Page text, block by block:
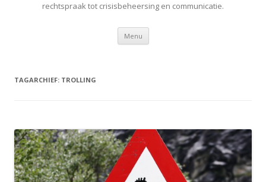
rechtspraak tot crisisbeheersing en communicatie.
Menu Spring
inhoud
TAGARCHIEF: TROLLING